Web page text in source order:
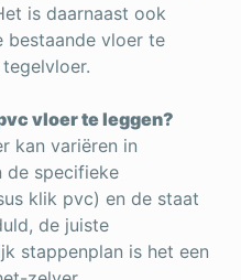
is daarnaast ook
bestaande vloer te
vloer te leggen?
kan variëren in
de specifieke
klik pvc) en de staat
de juiste
stappenplan is het een